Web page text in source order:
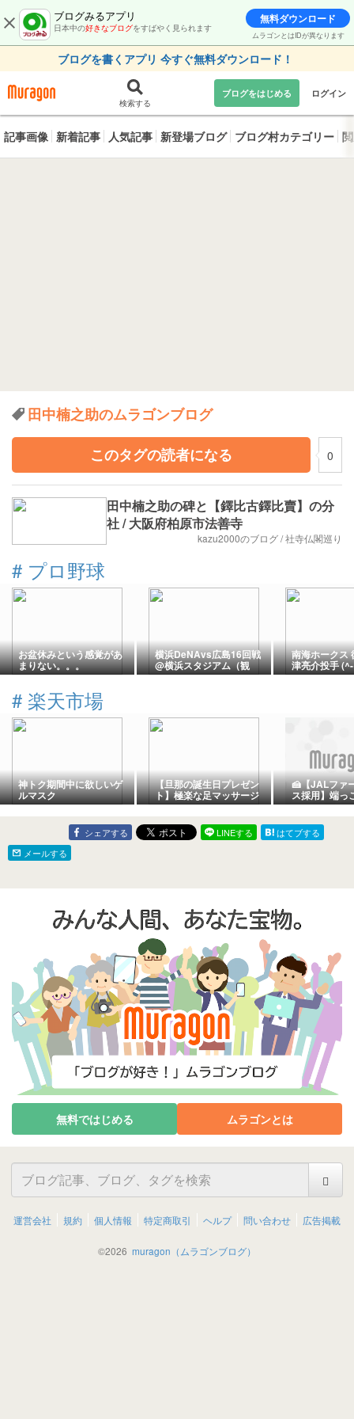
ブログみるアプリ
日本中の好きなブログをすばやく見られます
無料ダウンロード
ムラゴンとはIDが異なります
ブログを書くアプリ 今すぐ無料ダウンロード！
検索する
ブログをはじめる ログイン
記事画像 新着記事 人気記事 新登場ブログ ブログ村カテゴリー
田中楠之助のムラゴンブログ
このタグの読者になる
0
田中楠之助の碑と【鐸比古鐸比賣】の分
社 / 大阪府柏原市法善寺
kazu2000のブログ / 社寺仏閣巡り
# プロ野球
お盆休みという感覚があ
まりない。。。
横浜DeNAvs広島16回戦
@横浜スタジアム（観
戦）
南海ホークス
津亮介投手
大津駅
# 楽天市場
神トク期間中に欲しいゲ
ルマスク
【旦那の誕生日プレゼン
ト】極楽な足マッサージ
もみギア
🍰【JALファ
ス採用】端っ
ムケーキが絶
訳ありでも贅
容量1kgでコ
シェアする LINEする
はてブする
メールする
無料ではじめる ムラゴンとは
運営会社 規約 個人情報 特定商取引 ヘルプ 問い合わせ 広告掲載
©2026 muragon（ムラゴンブログ）